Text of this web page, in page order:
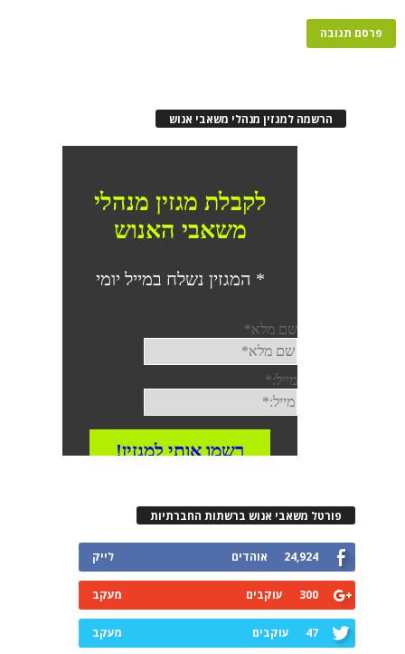
הרשמה למגזין מנהלי משאבי אנוש
פורטל משאבי אנוש ברשתות החברתיות
24,924 אוהדים לייק
300 עוקבים מעקב
47 עוקבים מעקב